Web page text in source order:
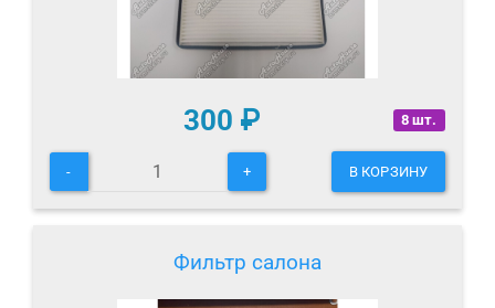
8 шт.
300 ₽
- + В КОРЗИНУ
Фильтр салона